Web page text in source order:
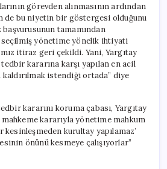
görevden alınmasının ardından
de bu niyetin bir göstergesi olduğunu
tamamından
seçilmiş yönetime yönelik ihtiyati
itiraz geri çekildi. Yani, Yargıtay
kararına karşı yapılan en acil
istendiği ortada” diye
kararını koruma çabası, Yargıtay
kararıyla yönetime mahkum
kurultay yapılamaz’
önünü kesmeye çalışıyorlar”